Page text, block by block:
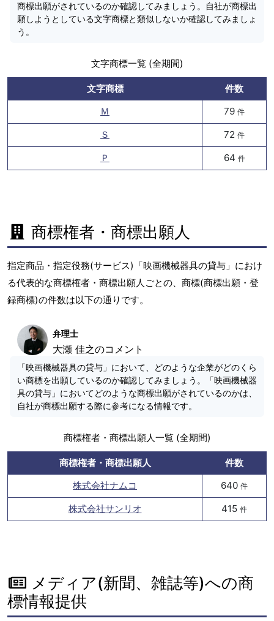
商標出願がされているのか確認してみましょう。自社が商標出
願しようとしている文字商標と類似しないか確認してみましょ
う。
文字商標一覧 (全期間)
文字商標
件数
Ｍ
79 件
Ｓ 72 件
Ｐ 64 件
商標権者・商標出願人
指定商品・指定役務(サービス)「映画機械器具の貸与」におけ
る代表的な商標権者・商標出願人ごとの、商標(商標出願・登
録商標)の件数は以下の通りです。
弁理士
大瀬 佳之のコメント
「映画機械器具の貸与」において、どのような企業がどのくら
い商標を出願しているのか確認してみましょう。「映画機械器
具の貸与」においてどのような商標出願がされているのかは、
自社が商標出願する際に参考になる情報です。
商標権者・商標出願人一覧 (全期間)
商標権者・商標出願人
件数
株式会社ナムコ
640 件
株式会社サンリオ 415 件
メディア(新聞、雑誌等)への商
標情報提供